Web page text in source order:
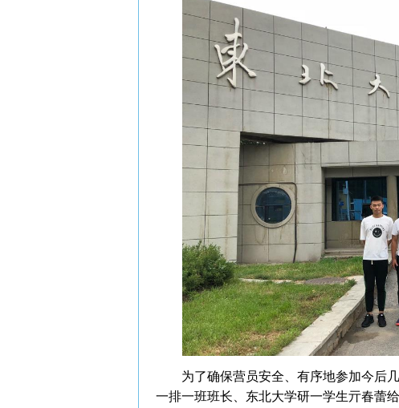
为了确保营员安全、有序地参加今后
一排一班班长、东北大学研一学生亓春蕾